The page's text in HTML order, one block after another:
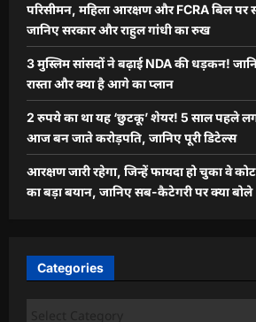
परिसीमन, महिला आरक्षण और FCRA बिल पर
जानिए सरकार और राहुल गांधी का रुख
3 मुस्लिम सांसदों ने बढ़ाई NDA की धड़कन!
रास्ता और क्या है आगे का प्लान
2 रुपये का था यह ‘छुटकू’ शेयर! 5 साल पहले
आज बन जाते करोड़पति, जानिए पूरी डिटेल्स
आरक्षण जारी रहेगा, जिन्हें फायदा हो चुका वे
का बड़ा बयान, जानिए सब-कैटेगरी पर क्या बोले
Categories